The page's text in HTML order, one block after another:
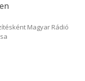
Magyar Rádió